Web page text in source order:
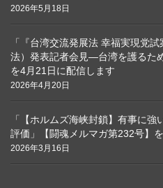
2026年5月18日
「『台湾交流発展法 幸福実現党
法）発表記者会見―台湾を護るた
を4月21日に配信します
2026年4月20日
「【ホルムズ海峡封鎖】有事に
評価」【闘魂メルマガ第232号】
2026年3月16日